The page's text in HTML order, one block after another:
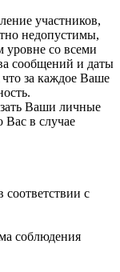
участников,
недопустимы,
уровне со всеми
сообщений и даты
за каждое Ваше
Ваши личные
в случае
с
соблюдения